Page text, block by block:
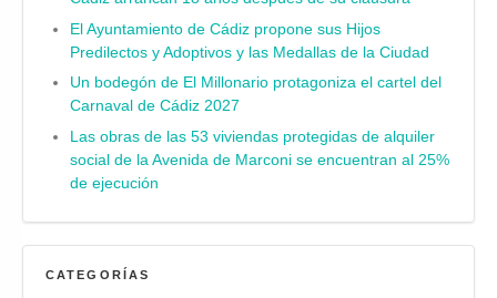
El Ayuntamiento de Cádiz propone sus Hijos
Predilectos y Adoptivos y las Medallas de la Ciudad
Un bodegón de El Millonario protagoniza el cartel del
Carnaval de Cádiz 2027
Las obras de las 53 viviendas protegidas de alquiler
social de la Avenida de Marconi se encuentran al 25%
de ejecución
CATEGORÍAS